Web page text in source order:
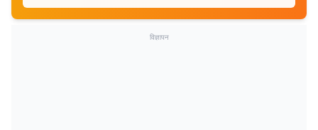
विज्ञापन